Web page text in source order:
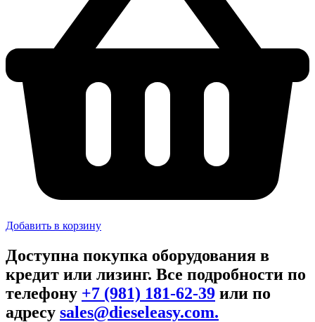
Добавить в корзину
Доступна покупка оборудования в
кредит или лизинг. Все подробности по
телефону +7 (981) 181-62-39 или по
адресу sales@dieseleasy.com.